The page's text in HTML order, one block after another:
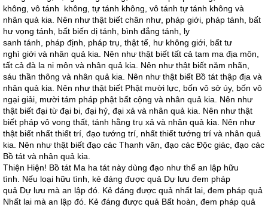
không, vô tánh không, tự tánh không, vô tánh tự tánh không và
nhân quả kia. Nên như thật biết chân như, pháp giới, pháp tánh, bất
hư vọng tánh, bất biến dị tánh, bình đắng tánh, ly
sanh tánh, pháp định, pháp trụ, thật tế, hư không giới, bất tư
nghì giới và nhân quả kia. Nên như thật biết tất cả tam ma địa môn,
tất cả đà la ni môn và nhân quả kia. Nên như thật biết năm nhãn,
sáu thần thông và nhân quả kia. Nên như thật biết Bồ tát thập địa và
nhân quả kia. Nên như thật biết Phật mười lực, bốn vô sở úy, bốn vô
ngại giải, mười tám pháp phật bất cộng và nhân quả kia. Nên như
thật biết đại từ đại bi, đại hỷ, đại xả và nhân quả kia. Nên như thật
biết pháp vô vong thất, tánh hằng trụ xả và nhân quả kia. Nên như
thật biết nhất thiết trí, đạo tướng trí, nhất thiết tướng trí và nhân quả
kia. Nên như thật biết đạo các Thanh văn, đạo các Độc giác, đạo các
Bồ tát và nhân quả kia.
Thiện Hiện! Bồ tát Ma ha tát này dùng đạo như thế an lập hữu
tình. Nếu loại hữu tình, kẻ đáng được quả Dự lưu đem pháp
quả Dự lưu mà an lập đó. Kẻ đáng được quả nhất lai, đem pháp quả
Nhất lai mà an lập đó. Kẻ đáng được quả Bất hoàn, đem pháp quả